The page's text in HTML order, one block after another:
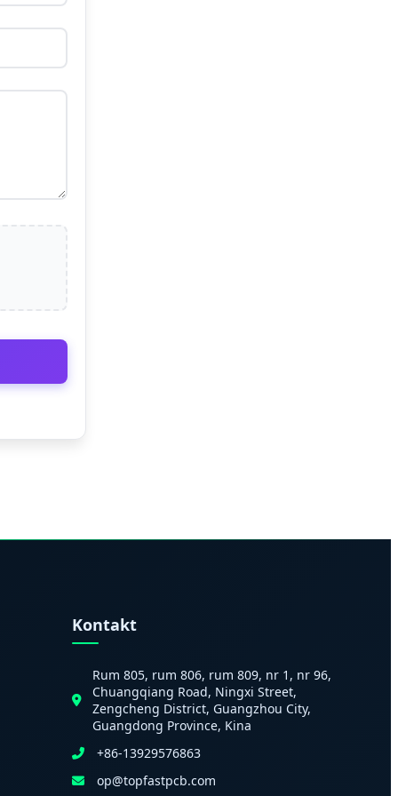
Kontakt
Rum 805, rum 806, rum 809, nr 1, nr 96,
Chuangqiang Road, Ningxi Street,
Zengcheng District, Guangzhou City,
Guangdong Province, Kina
+86-13929576863
op@topfastpcb.com